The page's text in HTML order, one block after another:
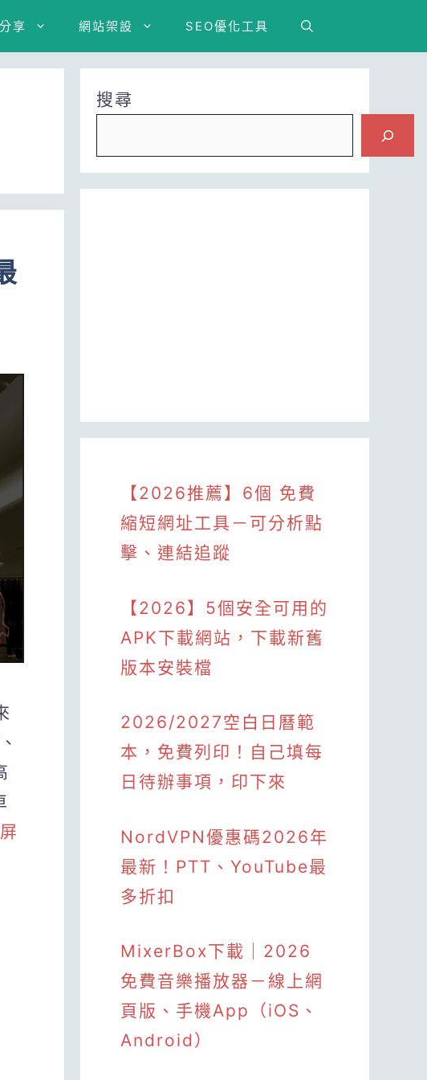
享 網站架設 SEO優化工具
搜尋
【2026推薦】6個 免費
縮短網址工具－可分析點
擊、連結追蹤
【2026】5個安全可用的
APK下載網站，下載新舊
版本安裝檔
2026/2027空白日曆範
本，免費列印！自己填每
日待辦事項，印下來
NordVPN優惠碼2026年
最新！PTT、YouTube最
多折扣
MixerBox下載｜2026
免費音樂播放器－線上網
頁版、手機App（iOS、
Android）